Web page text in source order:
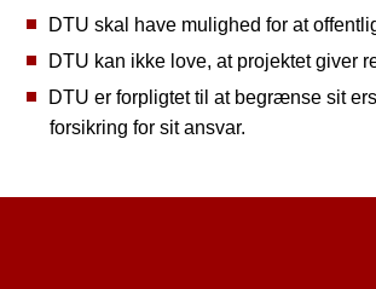
DTU skal have mulighed for at
DTU kan ikke love, at projektet giver
DTU er forpligtet til at begrænse sit
forsikring for sit ansvar.